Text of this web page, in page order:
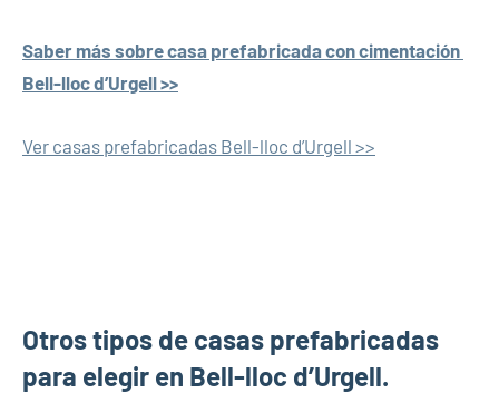
Saber más sobre casa prefabricada con cimentación
Bell-lloc d’Urgell >>
Ver casas prefabricadas Bell-lloc d’Urgell >>
Otros tipos de casas prefabricadas
para elegir en Bell-lloc d’Urgell.